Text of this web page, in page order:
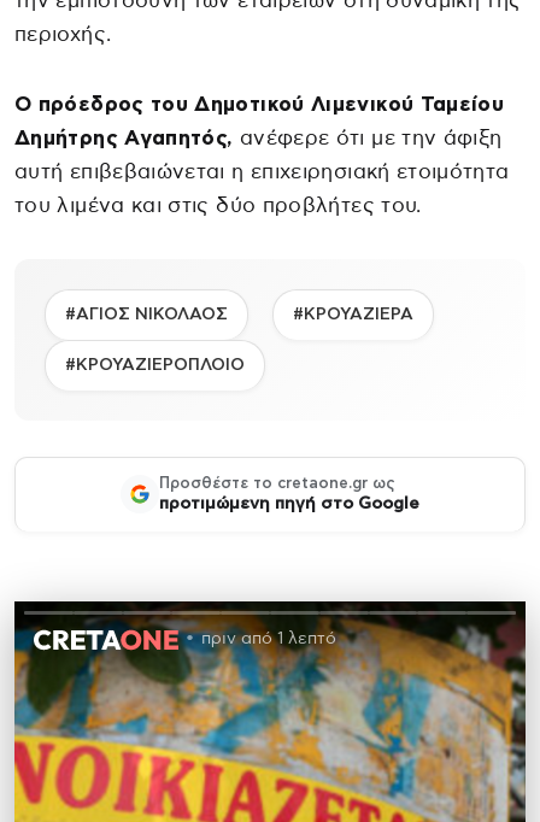
περιοχής.
Ο πρόεδρος του Δημοτικού Λιμενικού Ταμείου
Δημήτρης Αγαπητός, ανέφερε ότι με την άφιξη
αυτή επιβεβαιώνεται η επιχειρησιακή ετοιμότητα
του λιμένα και στις δύο προβλήτες του.
#ΑΓΙΟΣ ΝΙΚΟΛΑΟΣ #ΚΡΟΥΑΖΙΕΡΑ
#ΚΡΟΥΑΖΙΕΡΟΠΛΟΙΟ
Προσθέστε το cretaone.gr ως
προτιμώμενη πηγή στο Google
πριν από 1 λεπτό